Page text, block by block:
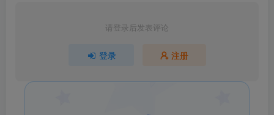
请登录后发表评论
登录 注册